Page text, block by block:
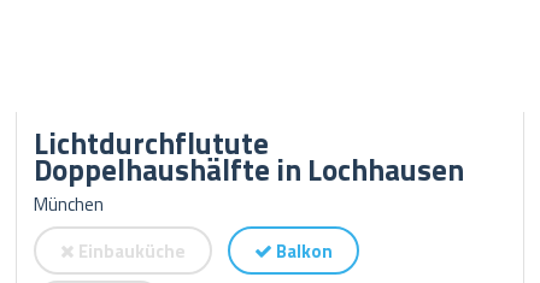
Lichtdurchflutute
Doppelhaushälfte in Lochhausen
München
Einbauküche
Balkon